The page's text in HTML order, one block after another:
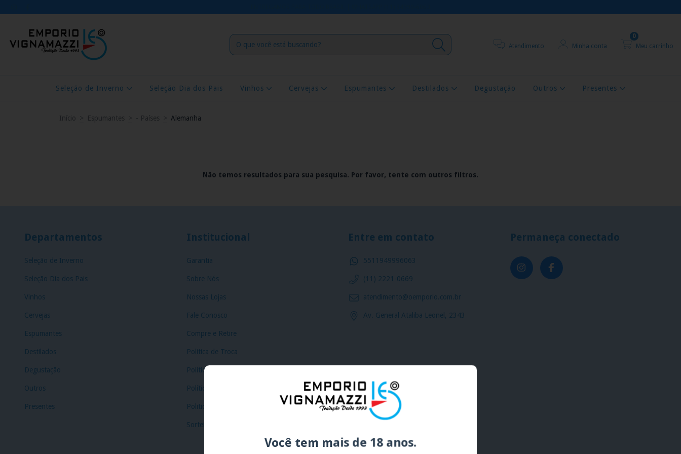
Atendimento Minha conta Meu carrinho
0
Seleção de Inverno Seleção Dia dos Pais Vinhos Cervejas Espumantes Destilados Degustação Outros Presentes
Início > Espumantes > - Países > Alemanha
Não temos resultados para sua pesquisa. Por favor, tente com outros filtros.
Departamentos
Seleção de Inverno
Seleção Dia dos Pais
Vinhos
Cervejas
Espumantes
Destilados
Degustação
Outros
Presentes
Institucional
Garantia
Sobre Nós
Nossas Lojas
Fale Conosco
Compre e Retire
Politica de Troca
Politica de Entrega
Política de Cookies
Politica de Privacidade
Sorteio
Entre em contato
5511949996063
(11) 2221-0669
atendimento@oemporio.com.br
Av. General Ataliba Leonel, 2343
Permaneça conectado
Você tem mais de 18 anos.